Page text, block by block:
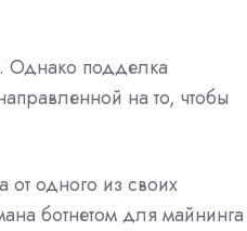
Однако подделка
на то, чтобы
одного из своих
ботнетом для майнинга